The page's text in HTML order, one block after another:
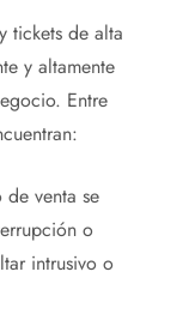
tickets de alta
y altamente
Entre
venta se
o
intrusivo o